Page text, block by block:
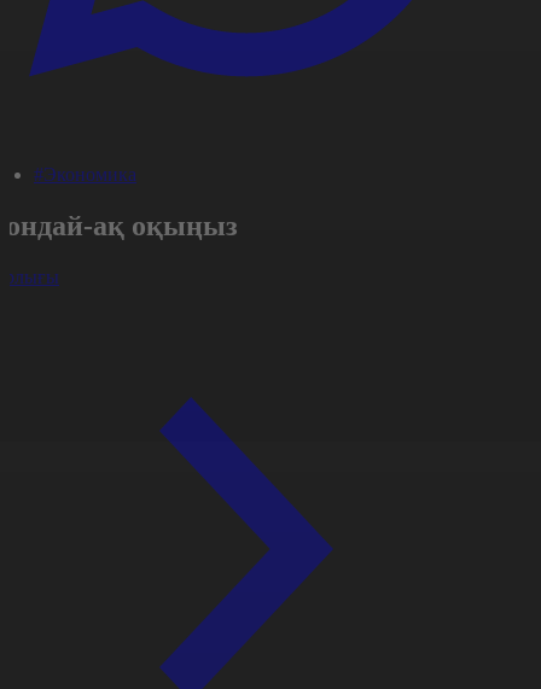
#Экономика
ақ оқыңыз